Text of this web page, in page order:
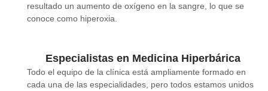
resultado un aumento de oxígeno en la sangre, lo que se
conoce como hiperoxia.
Especialistas en Medicina Hiperbárica
Todo el equipo de la clínica está ampliamente formado en
cada una de las especialidades, pero todos estamos unidos